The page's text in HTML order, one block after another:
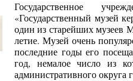
Государственное
«Государственный музей
один из старейших музеев
летие. Музей очень
последние годы его
год, немалое число из
административного округа